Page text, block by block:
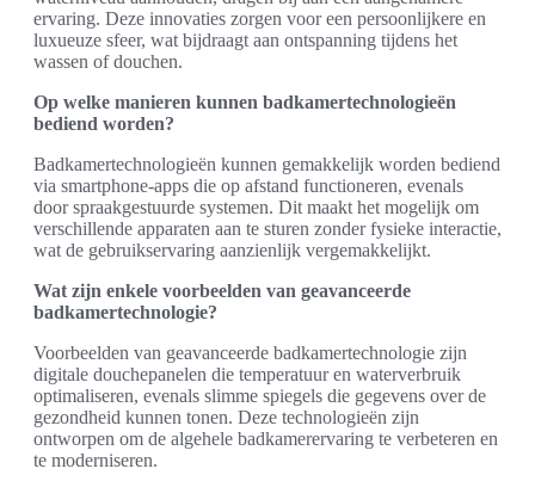
ervaring. Deze innovaties zorgen voor een persoonlijkere en
luxueuze sfeer, wat bijdraagt aan ontspanning tijdens het
wassen of douchen.
Op welke manieren kunnen badkamertechnologieën
bediend worden?
Badkamertechnologieën kunnen gemakkelijk worden bediend
via smartphone-apps die op afstand functioneren, evenals
door spraakgestuurde systemen. Dit maakt het mogelijk om
verschillende apparaten aan te sturen zonder fysieke interactie,
wat de gebruikservaring aanzienlijk vergemakkelijkt.
Wat zijn enkele voorbeelden van geavanceerde
badkamertechnologie?
Voorbeelden van geavanceerde badkamertechnologie zijn
digitale douchepanelen die temperatuur en waterverbruik
optimaliseren, evenals slimme spiegels die gegevens over de
gezondheid kunnen tonen. Deze technologieën zijn
ontworpen om de algehele badkamerervaring te verbeteren en
te moderniseren.